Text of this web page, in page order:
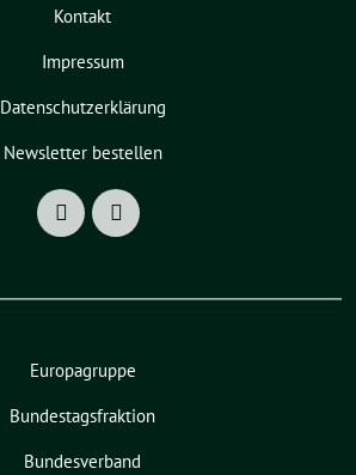
Kontakt
Impressum
Datenschutzerklärung
Newsletter bestellen
Europagruppe
Bundestagsfraktion
Bundesverband